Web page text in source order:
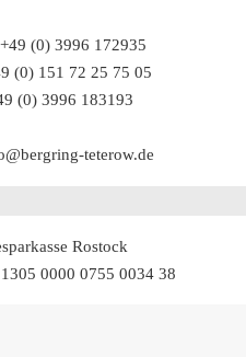
(0) 3996 172935
(0) 151 72 25 75 05
(0) 3996 183193
teterow.de
Rostock
0000 0755 0034 38